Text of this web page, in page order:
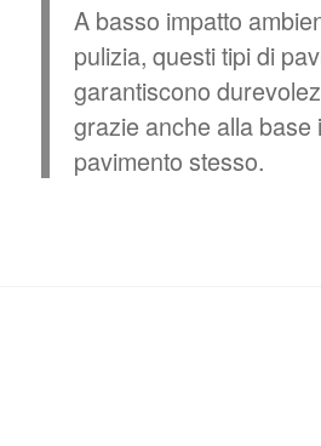
A basso impatto
pulizia, questi tipi di
garantiscono
grazie anche alla base
pavimento stesso.